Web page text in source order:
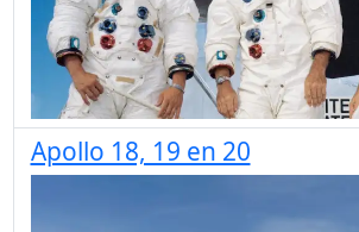
Apollo 18, 19 en 20